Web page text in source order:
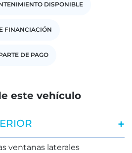
DISPONIBLE
FINANCIACIÓN
DE PAGO
este vehículo
ventanas laterales